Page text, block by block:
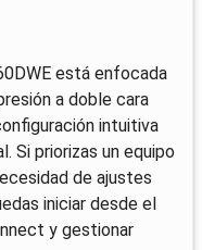
está enfocada
a doble cara
intuitiva
Si priorizas un equipo
de ajustes
iniciar desde el
y gestionar